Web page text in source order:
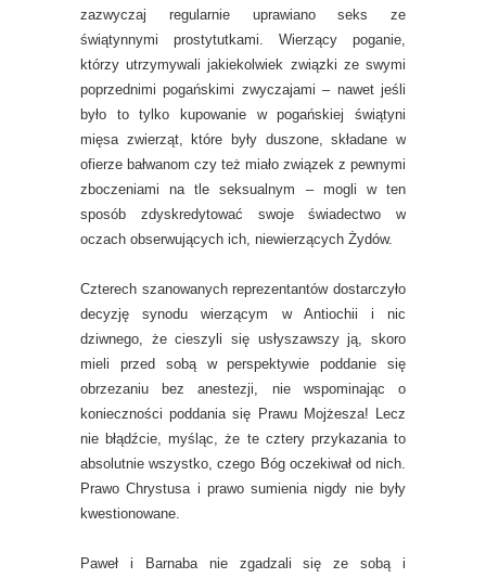
zazwyczaj regularnie uprawiano seks ze
świątynnymi prostytutkami. Wierzący poganie,
którzy utrzymywali jakiekolwiek związki ze swymi
poprzednimi pogańskimi zwyczajami – nawet jeśli
było to tylko kupowanie w pogańskiej świątyni
mięsa zwierząt, które były duszone, składane w
ofierze bałwanom czy też miało związek z pewnymi
zboczeniami na tle seksualnym – mogli w ten
sposób zdyskredytować swoje świadectwo w
oczach obserwujących ich, niewierzących Żydów.
Czterech szanowanych reprezentantów dostarczyło
decyzję synodu wierzącym w Antiochii i nic
dziwnego, że cieszyli się usłyszawszy ją, skoro
mieli przed sobą w perspektywie poddanie się
obrzezaniu bez anestezji, nie wspominając o
konieczności poddania się Prawu Mojżesza! Lecz
nie błądźcie, myśląc, że te cztery przykazania to
absolutnie wszystko, czego Bóg oczekiwał od nich.
Prawo Chrystusa i prawo sumienia nigdy nie były
kwestionowane.
Paweł i Barnaba nie zgadzali się ze sobą i